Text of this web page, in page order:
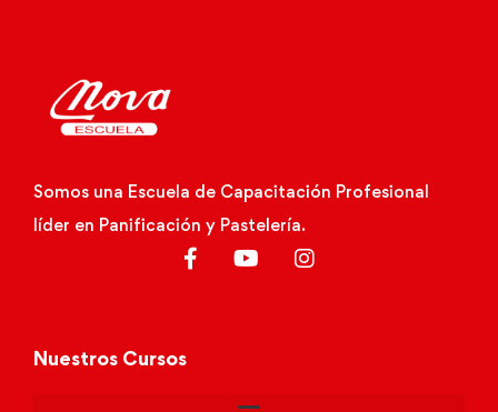
Somos una Escuela de Capacitación Profesional
líder en Panificación y Pastelería.
Nuestros Cursos